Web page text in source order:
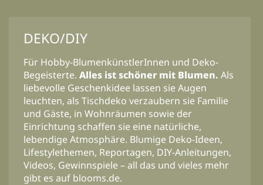
DEKO/DIY
Für Hobby-BlumenkünstlerInnen und Deko-
Begeisterte. Alles ist schöner mit Blumen. Als
liebevolle Geschenkidee lassen sie Augen
leuchten, als Tischdeko verzaubern sie Familie
und Gäste, in Wohnräumen sowie der
Einrichtung schaffen sie eine natürliche,
lebendige Atmosphäre. Blumige Deko-Ideen,
Lifestylethemen, Reportagen, DIY-Anleitungen,
Videos, Gewinnspiele – all das und vieles mehr
gibt es auf blooms.de.